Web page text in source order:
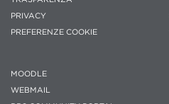
PRIVACY
PREFERENZE COOKIE
MOODLE
WEBMAIL